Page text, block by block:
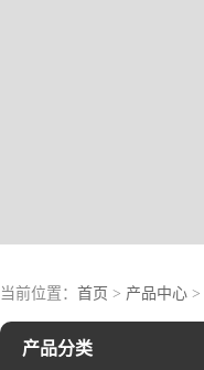
当前位置： 首页 > 产品中心 >
产品分类